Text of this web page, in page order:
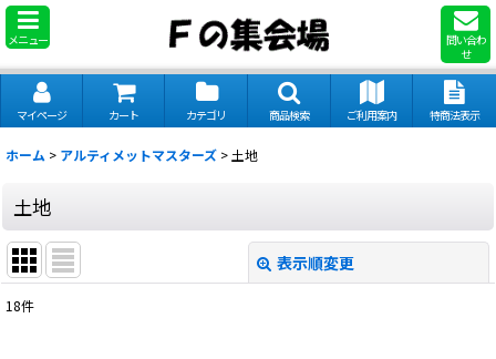
メニュー
問い合わ
せ
マイページ カート カテゴリ 商品検索 ご利用案内 特商法表示
ホーム > アルティメットマスターズ > 土地
土地
表示順変更
18件